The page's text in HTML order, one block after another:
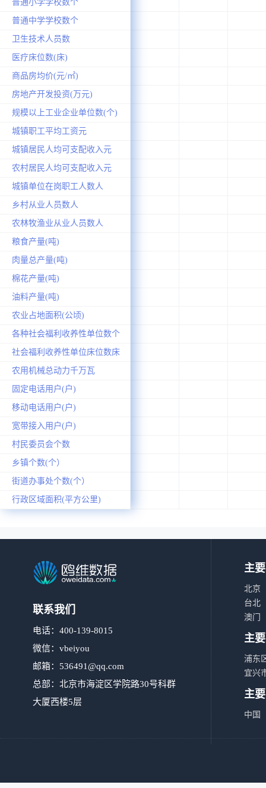
普通小学学校数个
普通中学学校数个
卫生技术人员数
医疗床位数(床)
商品房均价(元/㎡)
房地产开发投资(万元)
规模以上工业企业单位数(个)
城镇职工平均工资元
城镇居民人均可支配收入元
农村居民人均可支配收入元
城镇单位在岗职工人数人
乡村从业人员数人
农林牧渔业从业人员数人
粮食产量(吨)
肉量总产量(吨)
棉花产量(吨)
油料产量(吨)
农业占地面积(公顷)
各种社会福利收养性单位数个
社会福利收养性单位床位数床
农用机械总动力千万瓦
固定电话用户(户)
移动电话用户(户)
宽带接入用户(户)
村民委员会个数
乡镇个数(个）
街道办事处个数(个）
行政区域面积(平方公里)
联系我们
电话：400-139-8015
微信：vbeiyou
邮箱： 536491@qq.com
总部：北京市海淀区学院路30号科群
大厦西楼5层
主
北京
台北
澳门
主
浦东
宜兴
主
中国